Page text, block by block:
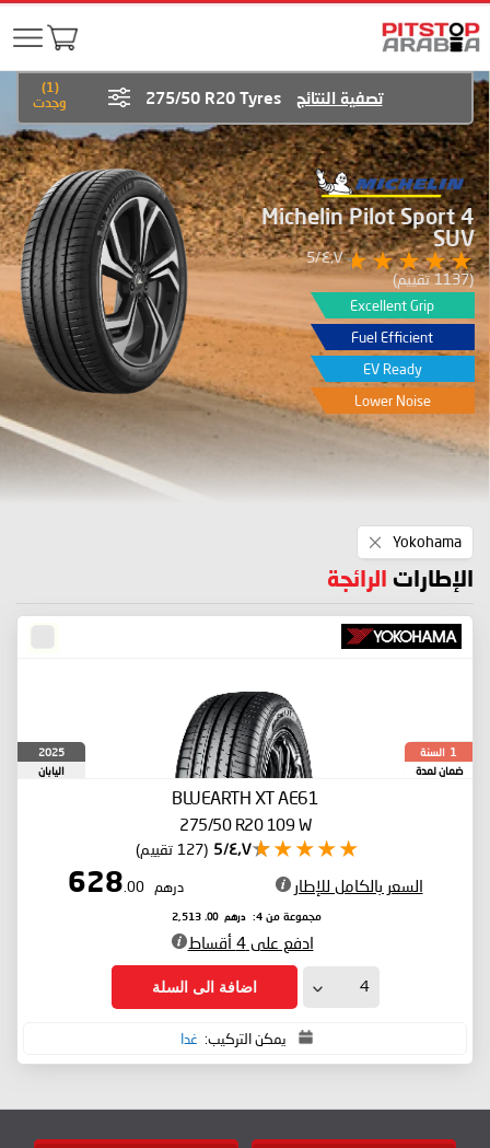
Michelin Pilot Sport 4
SUV
٤٫٧/5
(1137 تقييم)
Excellent Grip
Fuel Efficient
EV Ready
Lower Noise
(
1
)
وجدت
تصفية النتائج 275/50 R20 Tyres
Yokohama
This
Item
الإطارات الرائجة
1 السنة
ضمان لمدة
2025
اليابان
BLUEARTH XT AE61
275/50 R20 109 W
٤٫٧/5 (127 تقييم)
السعر بالكامل للإطار درهم 628
.00
مجموعة من 4: درهم 2,513
.00
ادفع على 4 أقساط
اضافة الى السلة
يمكن التركيب: غدا